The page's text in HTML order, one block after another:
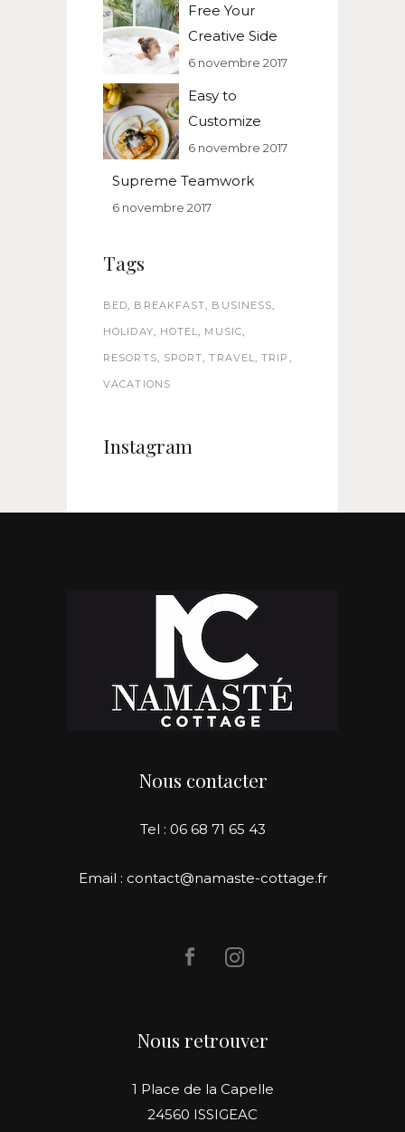
Free Your
Creative Side
6 novembre 2017
Easy to
Customize
6 novembre 2017
Supreme Teamwork
6 novembre 2017
Tags
BED BREAKFAST BUSINESS
HOLIDAY HOTEL MUSIC
RESORTS SPORT TRAVEL TRIP
VACATIONS
Instagram
Nous contacter
Tel : 06 68 71 65 43
Email : contact@namaste-cottage.fr
Nous retrouver
1 Place de la Capelle
24560 ISSIGEAC